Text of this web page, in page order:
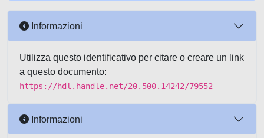
Informazioni
Utilizza questo identificativo per citare o creare un link
a questo documento:
https://hdl.handle.net/20.500.14242/79552
Informazioni